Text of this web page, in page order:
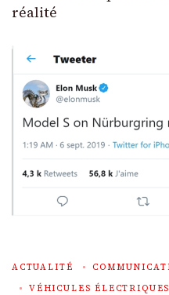
réalité
ACTUALITÉ
VÉHICULES